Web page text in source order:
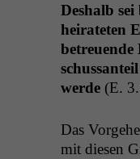
Deshalb
heirateten
werde(E.
Das
mit diesen